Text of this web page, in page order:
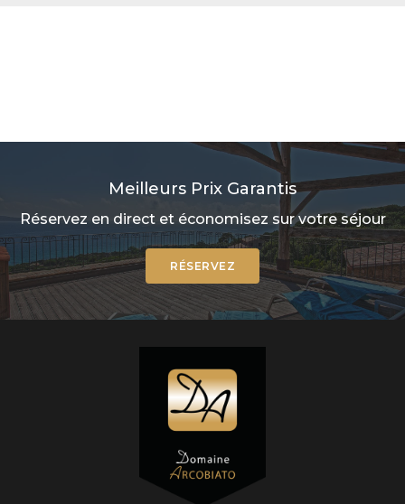
Meilleurs Prix Garantis
Réservez en direct et économisez sur votre séjour
RÉSERVEZ